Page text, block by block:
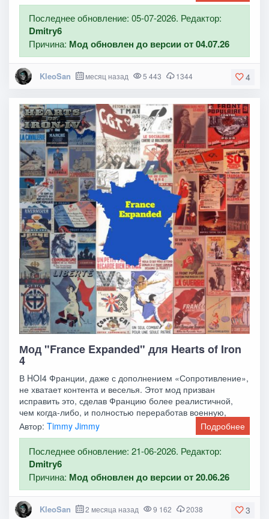
Последнее обновление: 05-07-2026. Редактор:
Dmitry6
Причина: Мод обновлен до версии от 04.07.26
4
KleoSan месяц назад 5 443 1344
Мод "France Expanded" для Hearts of Iron
4
В HOI4 Франции, даже с дополнением «Сопротивление»,
не хватает контента и веселья. Этот мод призван
исправить это, сделав Францию более реалистичной,
чем когда-либо, и полностью переработав военную,
Автор:Timmy Jimmy Подробнее
Последнее обновление: 21-06-2026. Редактор:
Dmitry6
Причина: Мод обновлен до версии от 20.06.26
3
KleoSan 2 месяца назад 9 162 2038